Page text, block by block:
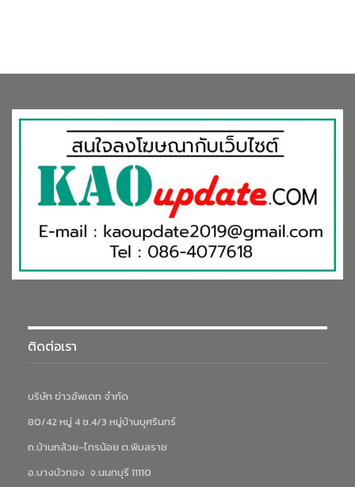
ติดต่อเรา
บริษัท ข่าวอัพเดท จำกัด
80/42 หมู่ 4 ซ.4/3 หมู่บ้านบุศรินทร์
ถ.บ้านกล้วย-ไทรน้อย ต.พิมลราช
อ.บางบัวทอง จ.นนทบุรี 11110